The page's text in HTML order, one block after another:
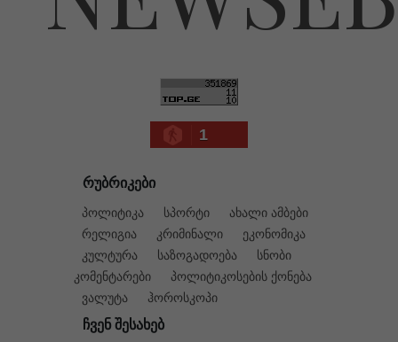
1
რუბრიკები
პოლიტიკა სპორტი
ახალი ამბები
რელიგია
კრიმინალი
ეკონომიკა
კულტურა
საზოგადოება
სნობი
კომენტარები
პოლიტიკოსების ქონება
ვალუტა
ჰოროსკოპი
ჩვენ შესახებ